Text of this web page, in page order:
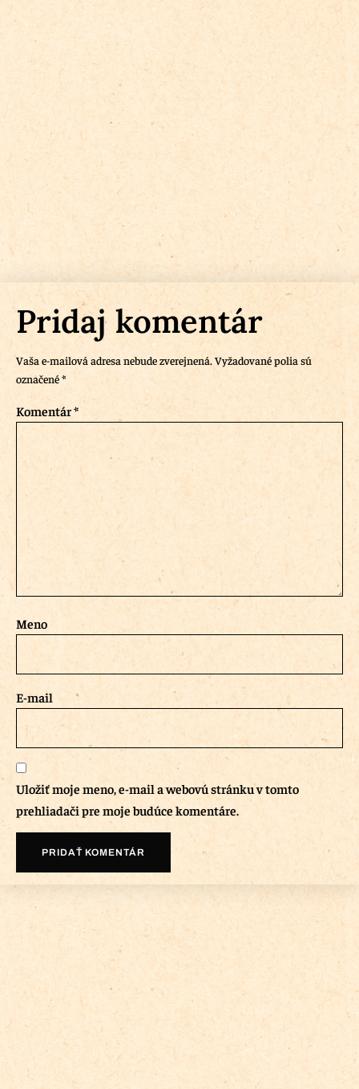
Pridaj komentár
Vaša e-mailová adresa nebude zverejnená.Vyžadované polia sú
označené*
Komentár*
Meno
E-mail
Uložiť moje meno, e-mail a webovú stránku v tomto
prehliadači pre moje budúce komentáre.